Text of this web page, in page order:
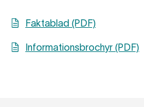
Faktablad (PDF)
Informationsbrochyr (PDF)